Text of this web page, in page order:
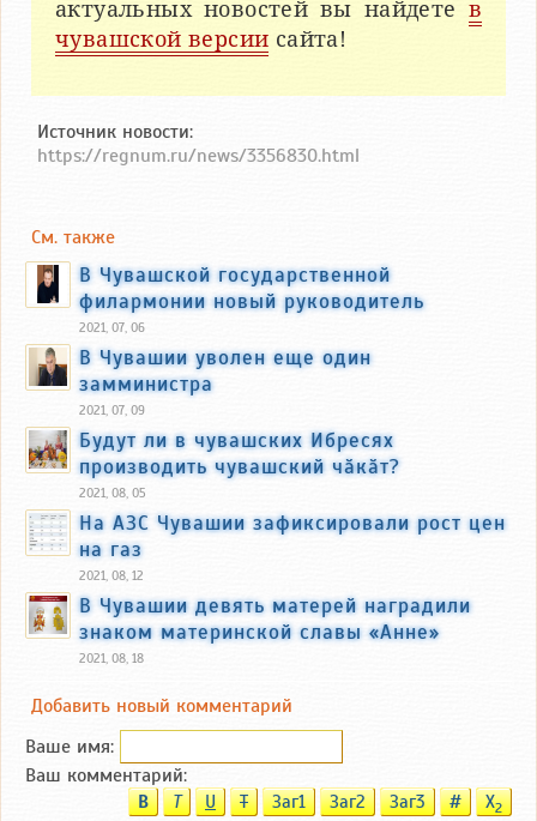
актуальных новостей вы найдете в
чувашской версии сайта!
Источник новости:
https://regnum.ru/news/3356830.html
См. также
В Чувашской государственной
филармонии новый руководитель
2021, 07, 06
В Чувашии уволен еще один
замминистра
2021, 07, 09
Будут ли в чувашских Ибресях
производить чувашский чӑкӑт?
2021, 08, 05
На АЗС Чувашии зафиксировали рост цен
на газ
2021, 08, 12
В Чувашии девять матерей наградили
знаком материнской славы «Анне»
2021, 08, 18
Добавить новый комментарий
Ваше имя:
Ваш комментарий:
B T U T Заг1 Заг2 Заг3 # X2